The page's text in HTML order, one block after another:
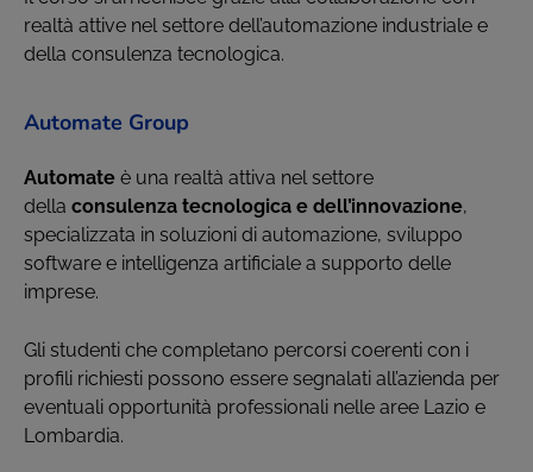
realtà attive nel settore dell’automazione industriale e
della consulenza tecnologica.
Automate Group
Automate è una realtà attiva nel settore
della consulenza tecnologica e dell’innovazione,
specializzata in soluzioni di automazione, sviluppo
software e intelligenza artificiale a supporto delle
imprese.
Gli studenti che completano percorsi coerenti con i
profili richiesti possono essere segnalati all’azienda per
eventuali opportunità professionali nelle aree Lazio e
Lombardia.